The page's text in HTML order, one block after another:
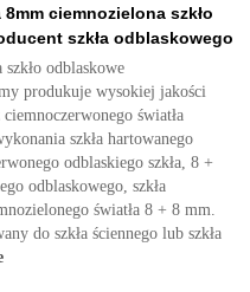
ciemnozielona szkło
szkła odblaskowego
odblaskowe
produkuje wysokiej jakości
światła
szkła hartowanego
odblaskiego szkła, 8 +
odblaskowego, szkła
światła 8 + 8 mm.
do szkła ściennego lub szkła